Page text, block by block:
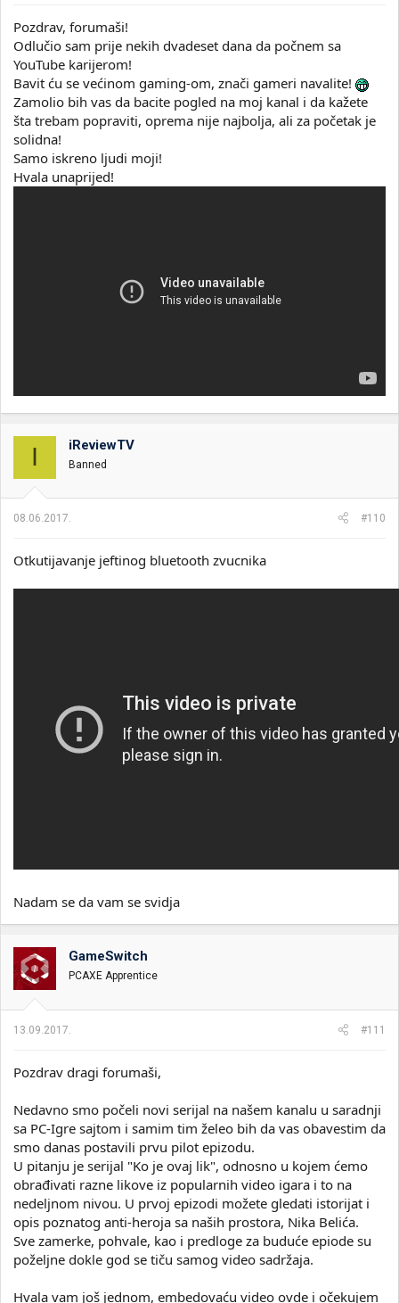
Pozdrav, forumaši!
Odlučio sam prije nekih dvadeset dana da počnem sa
YouTube karijerom!
Bavit ću se većinom gaming-om, znači gameri navalite!
Zamolio bih vas da bacite pogled na moj kanal i da kažete
šta trebam popraviti, oprema nije najbolja, ali za početak je
solidna!
Samo iskreno ljudi moji!
Hvala unaprijed!
I iReviewTV
Banned
08.06.2017. #110
Otkutijavanje jeftinog bluetooth zvucnika
Nadam se da vam se svidja
GameSwitch
PCAXE Apprentice
13.09.2017. #111
Pozdrav dragi forumaši,
Nedavno smo počeli novi serijal na našem kanalu u saradnji
sa PC-Igre sajtom i samim tim želeo bih da vas obavestim da
smo danas postavili prvu pilot epizodu.
U pitanju je serijal "Ko je ovaj lik", odnosno u kojem ćemo
obrađivati razne likove iz popularnih video igara i to na
nedeljnom nivou. U prvoj epizodi možete gledati istorijat i
opis poznatog anti-heroja sa naših prostora, Nika Belića.
Sve zamerke, pohvale, kao i predloge za buduće epiode su
poželjne dokle god se tiču samog video sadržaja.
Hvala vam još jednom, embedovaću video ovde i očekujem